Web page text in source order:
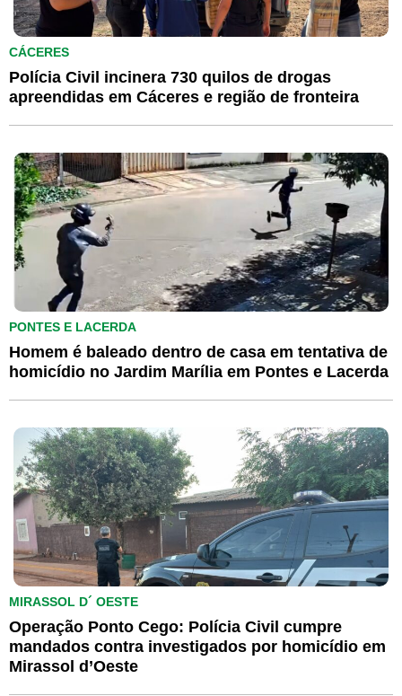
CÁCERES
Polícia Civil incinera 730 quilos de drogas
apreendidas em Cáceres e região de fronteira
PONTES E LACERDA
Homem é baleado dentro de casa em tentativa de
homicídio no Jardim Marília em Pontes e Lacerda
MIRASSOL D´ OESTE
Operação Ponto Cego: Polícia Civil cumpre
mandados contra investigados por homicídio em
Mirassol d’Oeste